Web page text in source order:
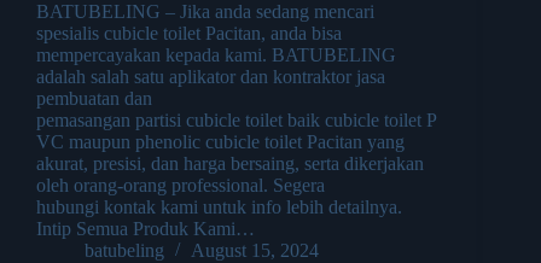
BATUBELING – Jika anda sedang mencari
spesialis cubicle toilet Pacitan, anda bisa
mempercayakan kepada kami. BATUBELING
adalah salah satu aplikator dan kontraktor jasa
pembuatan dan
pemasangan partisi cubicle toilet baik cubicle toilet P
VC maupun phenolic cubicle toilet Pacitan yang
akurat, presisi, dan harga bersaing, serta dikerjakan
oleh orang-orang professional. Segera
hubungi kontak kami untuk info lebih detailnya.
Intip Semua Produk Kami…
batubeling
August 15, 2024